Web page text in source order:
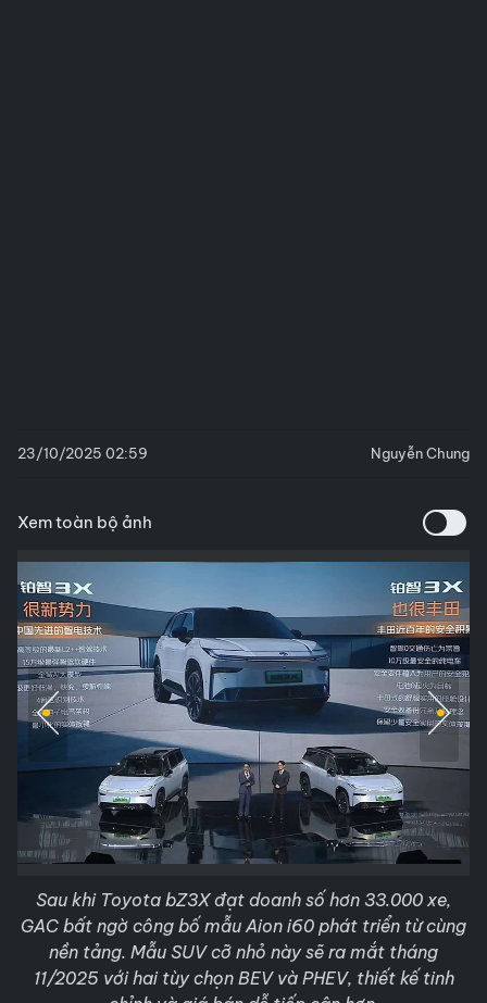
23/10/2025 02:59 Nguyễn Chung
Xem toàn bộ ảnh
Sau khi Toyota bZ3X đạt doanh số hơn 33.000 xe,
GAC bất ngờ công bố mẫu Aion i60 phát triển từ cùng
nền tảng. Mẫu SUV cỡ nhỏ này sẽ ra mắt tháng
11/2025 với hai tùy chọn BEV và PHEV, thiết kế tinh